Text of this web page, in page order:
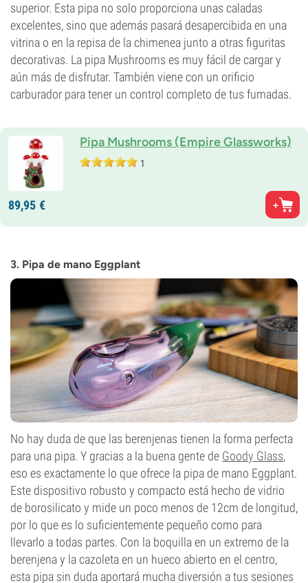
superior. Esta pipa no solo proporciona unas caladas
excelentes, sino que además pasará desapercibida en una
vitrina o en la repisa de la chimenea junto a otras figuritas
decorativas. La pipa Mushrooms es muy fácil de cargar y
aún más de disfrutar. También viene con un orificio
carburador para tener un control completo de tus fumadas.
Pipa Mushrooms (Empire Glassworks)
1
89,95 €
3. Pipa de mano Eggplant
No hay duda de que las berenjenas tienen la forma perfecta
para una pipa. Y gracias a la buena gente de Goody Glass,
eso es exactamente lo que ofrece la pipa de mano Eggplant.
Este dispositivo robusto y compacto está hecho de vidrio
de borosilicato y mide un poco menos de 12cm de longitud,
por lo que es lo suficientemente pequeño como para
llevarlo a todas partes. Con la boquilla en un extremo de la
berenjena y la cazoleta en un hueco abierto en el centro,
esta pipa sin duda aportará mucha diversión a tus sesiones